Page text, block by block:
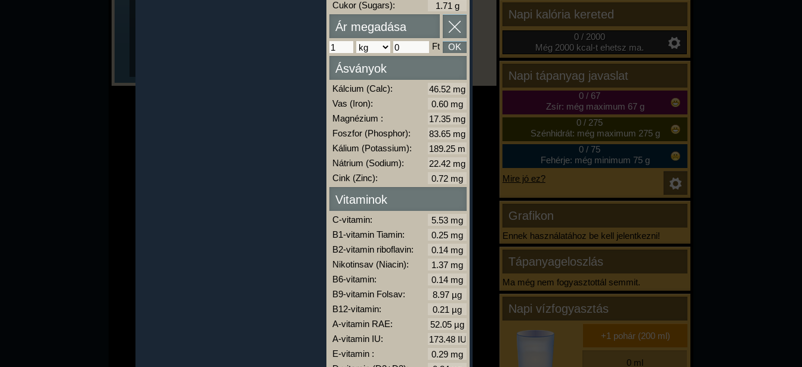
Napi kalória kereted
0 / 2000
Még 2000 kcal-t ehetsz ma.
Napi tápanyag javaslat
0/ 67
Zsír: még maximum 67 g
0/ 275
Szénhidrát: még maximum 275 g
0/ 75
Fehérje: még minimum 75 g
Mire jó ez?
Grafikon
Ennek használatához be kell jelentkezni!
Tápanyageloszlás
Ma még nem fogyasztottál semmit.
Napi vízfogyasztás
Cukor (Sugars):
Ár megadása
Ft OK
Ásványok
Kálcium (Calc):
Vas (Iron):
Magnézium :
Foszfor (Phosphor):
Kálium (Potassium):
Nátrium (Sodium):
Cink (Zinc):
Vitaminok
C-vitamin:
B1-vitamin Tiamin:
B2-vitamin riboflavin:
Nikotinsav (Niacin):
B6-vitamin:
B9-vitamin Folsav:
B12-vitamin:
A-vitamin RAE:
A-vitamin IU:
E-vitamin :